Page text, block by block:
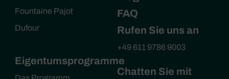
Fountaine Pajot
Dufour
Eigentumsprogramme
FAQ
Rufen Sie uns an
+49 611 9786 9003
Chatten Sie mit